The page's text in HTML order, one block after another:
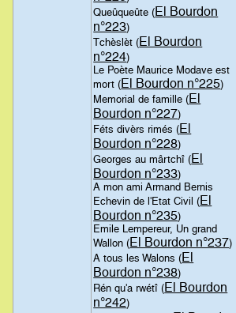
Queûqueûte (El Bourdon
n°223)
Tchèslèt (El Bourdon
n°224)
Le Poète Maurice Modave est
mort (El Bourdon n°225)
Memorial de famille (El
Bourdon n°227)
Féts divèrs rimés (El
Bourdon n°228)
Georges au mârtchî (El
Bourdon n°233)
A mon ami Armand Bernis
Echevin de l'Etat Civil (El
Bourdon n°235)
Emile Lempereur, Un grand
Wallon (El Bourdon n°237)
A tous les Walons (El
Bourdon n°238)
Rén qu'a rwétî (El Bourdon
n°242)